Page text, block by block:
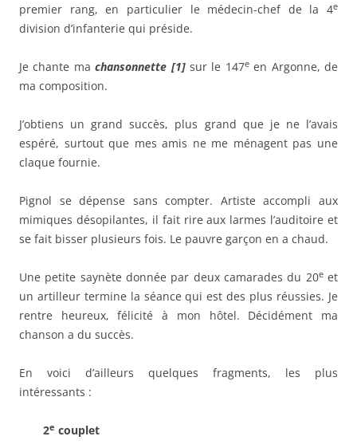
premier rang, en particulier le médecin-chef de la 4e
division d’infanterie qui préside.
Je chante machansonnette [1] sur le 147een Argonne, de
ma composition.
J’obtiens un grand succès, plus grand que je ne l’avais
espéré, surtout que mes amis ne me ménagent pas une
claque fournie.
Pignol se dépense sans compter. Artiste accompli aux
mimiques désopilantes, il fait rire aux larmes l’auditoire et
se fait bisser plusieurs fois. Le pauvre garçon en a chaud.
Une petite saynète donnée par deux camarades du 20eet
un artilleur termine la séance qui est des plus réussies. Je
rentre heureux, félicité à mon hôtel. Décidément ma
chanson a du succès.
En voici d’ailleurs quelques fragments, les plus
intéressants :
2e couplet